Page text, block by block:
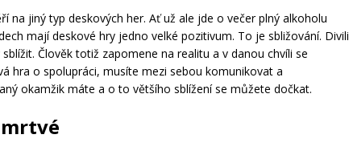
na jiný typ deskových her. Ať už ale jde o večer plný alkoholu
mají deskové hry jedno velké pozitivum. To je sbližování. Divili
Člověk totiž zapomene na realitu a v danou chvíli se
hra o spolupráci, musíte mezi sebou komunikovat a
okamžik máte a o to většího sblížení se můžete dočkat.